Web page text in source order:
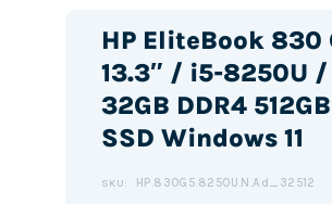
HP EliteBook 830
13.3″ / i5-8250U /
32GB DDR4 512GB
SSD Windows 11
SKU: HP.830G5.8250U.N.Ad_32512